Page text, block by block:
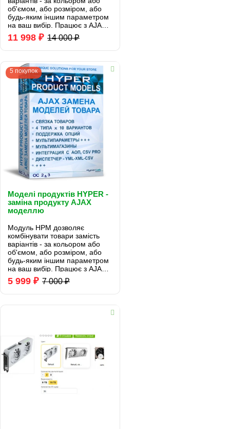
об'ємом, або розміром, або
будь-яким іншим параметром
на ваш вибір. Працює з AJAX
без перезавантаження
сторінки для OpenCart 2 і 3.
11 998 ₽ 14 000 ₽
5 покупок
Моделі продуктів HYPER -
заміна продукту AJAX
моделлю
Модуль HPM дозволяє
комбінувати товари замість
варіантів - за кольором або
об'ємом, або розміром, або
будь-яким іншим параметром
на ваш вибір. Працює з AJAX
без перезавантаження
сторінки для OpenCart 2 і 3.
5 999 ₽ 7 000 ₽